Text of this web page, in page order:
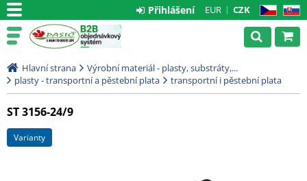
CZ SK
EUR CZK
Přihlášení
Hlavní strana
Výrobní materiál - plasty, substráty,...
plasty - transportní a pěstební plata
transportní i pěstební plata
ST 3156-24/9
varianty